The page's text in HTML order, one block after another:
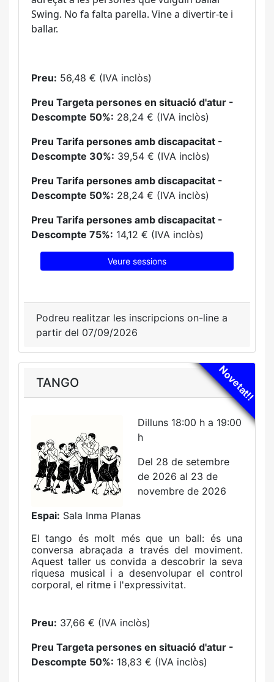
Swing. No fa falta parella. Vine a divertir-te i
ballar.
Preu: 56,48 € (IVA inclòs)
Preu Targeta persones en situació d'atur -
Descompte 50%: 28,24 € (IVA inclòs)
Preu Tarifa persones amb discapacitat -
Descompte 30%: 39,54 € (IVA inclòs)
Preu Tarifa persones amb discapacitat -
Descompte 50%: 28,24 € (IVA inclòs)
Preu Tarifa persones amb discapacitat -
Descompte 75%: 14,12 € (IVA inclòs)
Veure sessions
Podreu realitzar les inscripcions on-line a
partir del 07/09/2026
Novetat!!
TANGO
Dilluns 18:00 h a 19:00
h
Del 28 de setembre
de 2026 al 23 de
novembre de 2026
Espai: Sala Inma Planas
El tango és molt més que un ball: és una
conversa abraçada a través del moviment.
Aquest taller us convida a descobrir la seva
riquesa musical i a desenvolupar el control
corporal, el ritme i l'expressivitat.
Preu: 37,66 € (IVA inclòs)
Preu Targeta persones en situació d'atur -
Descompte 50%: 18,83 € (IVA inclòs)